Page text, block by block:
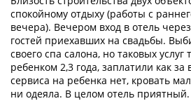
спокойному отдыху (работы с
вечера). Вечером вход в отель
гостей приехавших на свадьбы.
своего спа салона, но таковых
ребенком 2,3 года, заплатили как за
сервиса на ребенка нет, кровать
ни одеяла. В целом отель приятный.